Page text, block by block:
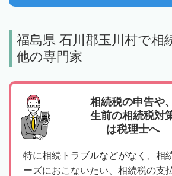
福島県 石川郡玉川村で相
他の専門家
相続税の申告や、
生前の相続税対
は税理士へ
特に相続トラブルなどがなく、相
ーズにおこないたい、相続税の支